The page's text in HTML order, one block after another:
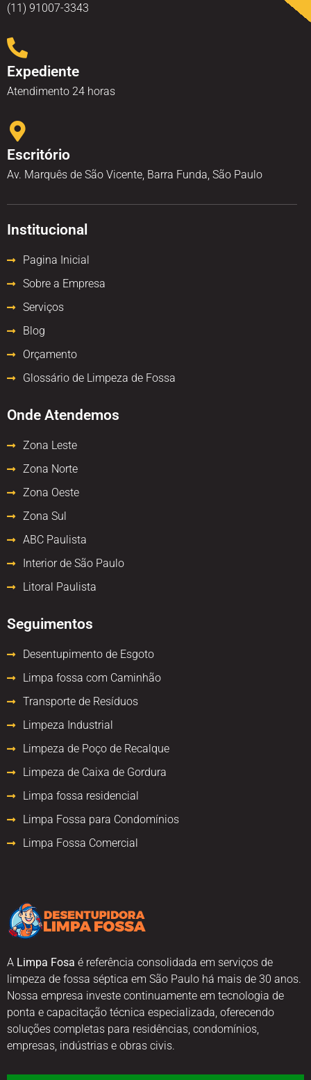
A Limpa Fosa é referência consolidada em serviços de
limpeza de fossa séptica em São Paulo há mais de 30 anos.
Nossa empresa investe continuamente em tecnologia de
ponta e capacitação técnica especializada, oferecendo
soluções completas para residências, condomínios,
empresas, indústrias e obras civis.
(11) 91007-3343
Expediente
Atendimento 24 horas
Escritório
Av. Marquês de São Vicente, Barra Funda, São Paulo
Institucional
Pagina Inicial
Sobre a Empresa
Serviços
Blog
Orçamento
Glossário de Limpeza de Fossa
Onde Atendemos
Zona Leste
Zona Norte
Zona Oeste
Zona Sul
ABC Paulista
Interior de São Paulo
Litoral Paulista
Seguimentos
Desentupimento de Esgoto
Limpa fossa com Caminhão
Transporte de Resíduos
Limpeza Industrial
Limpeza de Poço de Recalque
Limpeza de Caixa de Gordura
Limpa fossa residencial
Limpa Fossa para Condomínios
Limpa Fossa Comercial